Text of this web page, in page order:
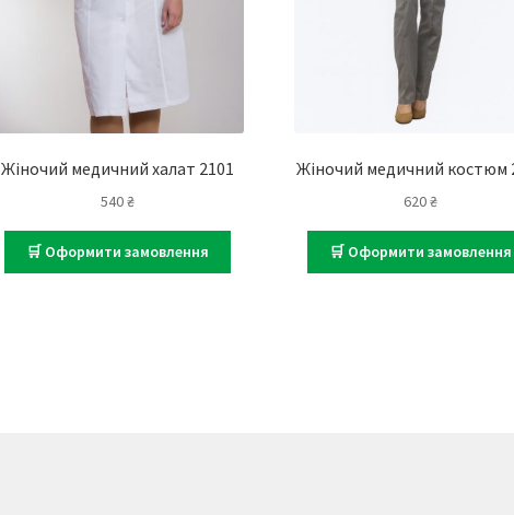
Жіночий медичний халат 2101
540₴
🛒 Оформити замовлення
Жіночий медичний костюм
620₴
🛒 Оформити замовлення